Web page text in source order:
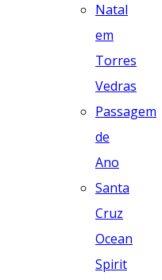
Natal
em
Torres
Vedras
Passagem
de
Ano
Santa
Cruz
Ocean
Spirit